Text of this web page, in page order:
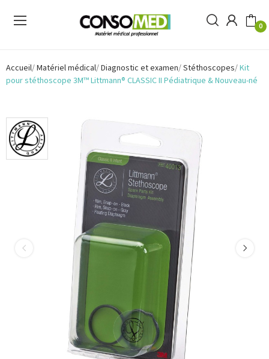
0
Accueil Matériel médical Diagnostic et examen Stéthoscopes Kit
pour stéthoscope 3M™ Littmann® CLASSIC II Pédiatrique & Nouveau-né